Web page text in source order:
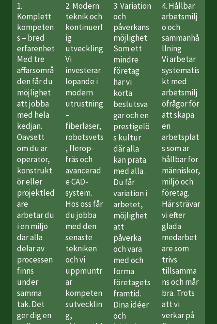
1.
Komplett
kompeten
s – bred
erfarenhet
Med tre
affärsområ
den får du
möjlighet
att jobba
med hela
kedjan.
Oavsett
om du är
operatör,
konstrukt
ör eller
projektled
are
arbetar du
i en miljö
där alla
delar av
processen
finns
under
samma
tak. Det
ger dig en
2. Modern
teknik och
kontinuerl
ig
utveckling
Vi
investerar
löpande i
modern
utrustning
–
fiberlaser,
robotsvets
, flerop-
fräs och
avancerad
e CAD-
system.
Hos oss får
du jobba
med den
senaste
tekniken
och vi
uppmuntr
ar
kompeten
sutvecklin
g,
3. Variation
och
påverkans
möjlighet
Som ett
mindre
företag
har vi
korta
beslutsvä
gar och en
prestigelö
s kultur
där alla
kan prata
med alla.
Du får
variation i
arbetet,
möjlighet
att
påverka
och vara
med och
forma
företagets
framtid.
Dina idéer
och
4. Hållbar
arbetsmilj
ö och
sammanhå
llning
Vi arbetar
systematis
kt med
arbetsmilj
öfrågor för
att skapa
en
arbetsplat
s som är
hållbar för
människor,
miljö och
företag.
Här strävar
vi efter
glada
medarbet
are som
trivs
tillsamma
ns och mår
bra. Trots
att vi
verkar på